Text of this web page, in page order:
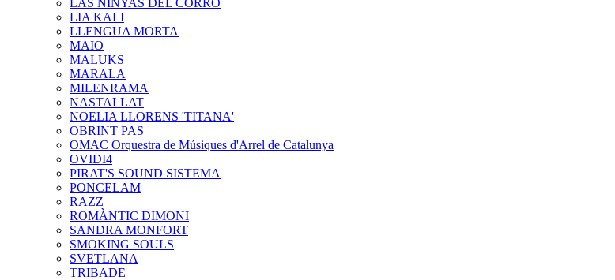
LAS NINYAS DEL CORRO
LIA KALI
LLENGUA MORTA
MAIO
MALUKS
MARALA
MILENRAMA
NASTALLAT
NOELIA LLORENS 'TITANA'
OBRINT PAS
OMAC Orquestra de Músiques d'Arrel de Catalunya
OVIDI4
PIRAT'S SOUND SISTEMA
PONCELAM
RAZZ
ROMÀNTIC DIMONI
SANDRA MONFORT
SMOKING SOULS
SVETLANA
TRIBADE